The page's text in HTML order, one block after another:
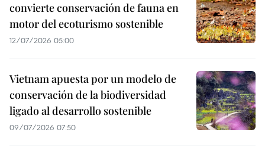
convierte conservación de fauna en
motor del ecoturismo sostenible
12/07/2026 05:00
Vietnam apuesta por un modelo de
conservación de la biodiversidad
ligado al desarrollo sostenible
09/07/2026 07:50